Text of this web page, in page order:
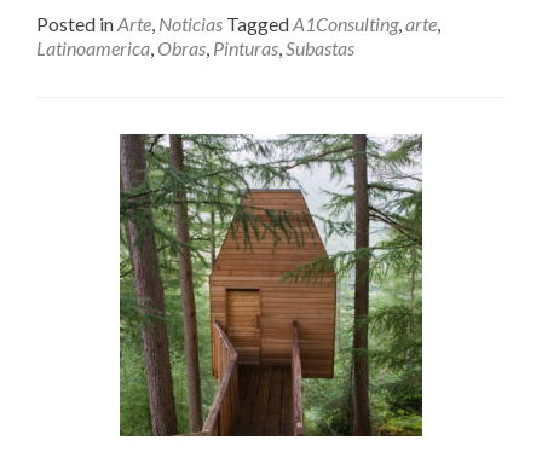
Posted inArte, Noticias TaggedA1Consulting,arte,
Latinoamerica, Obras, Pinturas,Subastas